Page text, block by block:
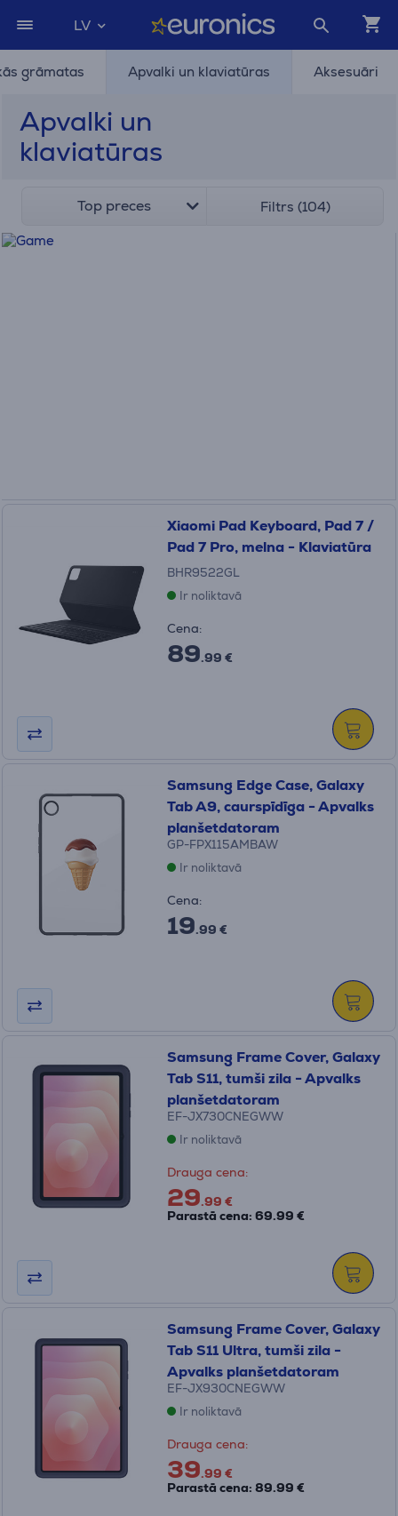
LV
grāmatas Apvalki un klaviatūras Aksesuāri
Apvalki un
klaviatūras
Top preces Filtrs (104)
Xiaomi Pad Keyboard, Pad 7 /
Pad 7 Pro, melna - Klaviatūra
BHR9522GL
Ir noliktavā
Cena:
89.99 €
Samsung Edge Case, Galaxy
Tab A9, caurspīdīga - Apvalks
planšetdatoram
GP-FPX115AMBAW
Ir noliktavā
Cena:
19.99 €
Samsung Frame Cover, Galaxy
Tab S11, tumši zila - Apvalks
planšetdatoram
EF-JX730CNEGWW
Ir noliktavā
Drauga cena:
29.99 €
Parastā cena: 69.99 €
Samsung Frame Cover, Galaxy
Tab S11 Ultra, tumši zila -
Apvalks planšetdatoram
EF-JX930CNEGWW
Ir noliktavā
Drauga cena:
39.99 €
Parastā cena: 89.99 €